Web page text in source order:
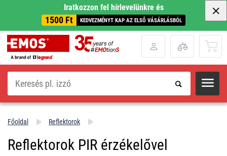
Iratkozzon fel hírlevelünkre és
1500 Ft KEDVEZMÉNYT KAP AZ ELSŐ VÁSÁRLÁSBÓL
Keresés
Főoldal Reflektorok
Reflektorok PIR érzékelővel